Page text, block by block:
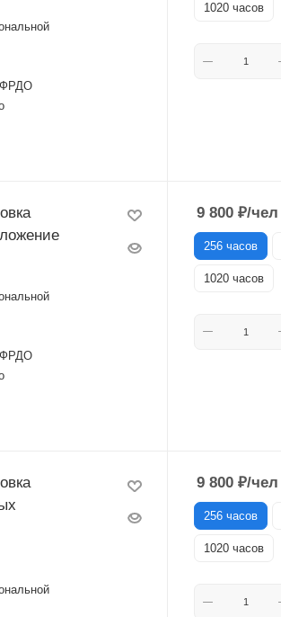
1020 часов
9 800 ₽/чел
256 часов
1020 часов
9 800 ₽/чел
256 часов
1020 часов